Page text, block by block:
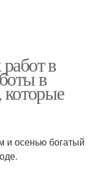
в
в
и осенью богатый